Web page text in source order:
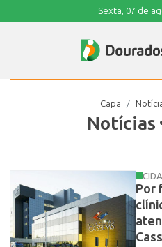
Sexta, 07 de
Notícias
Capa
Por